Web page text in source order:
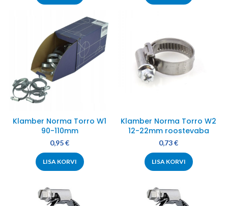
Klamber Norma Torro W1
90-110mm
0,95€
LISA KORVI
Klamber Norma Torro W2
12-22mm roostevaba
0,73€
LISA KORVI